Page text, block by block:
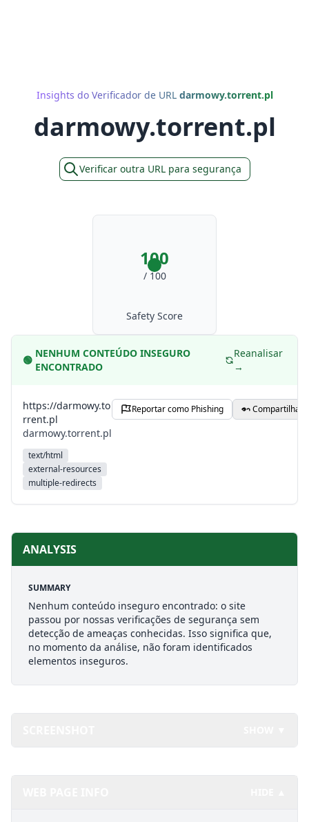
Insights do Verificador de URL darmowy.torrent.pl
darmowy.torrent.pl
Verificar outra URL para segurança
100
/ 100
Safety Score
🟢
NENHUM CONTEÚDO INSEGURO
ENCONTRADO
Reanalisar
→
https://darmowy.to
rrent.pl
darmowy.torrent.pl
text/html
external-resources
multiple-redirects
Reportar como Phishing Compartilhar
ANALYSIS
SUMMARY
Nenhum conteúdo inseguro encontrado: o site
passou por nossas verificações de segurança sem
detecção de ameaças conhecidas. Isso significa que,
no momento da análise, não foram identificados
elementos inseguros.